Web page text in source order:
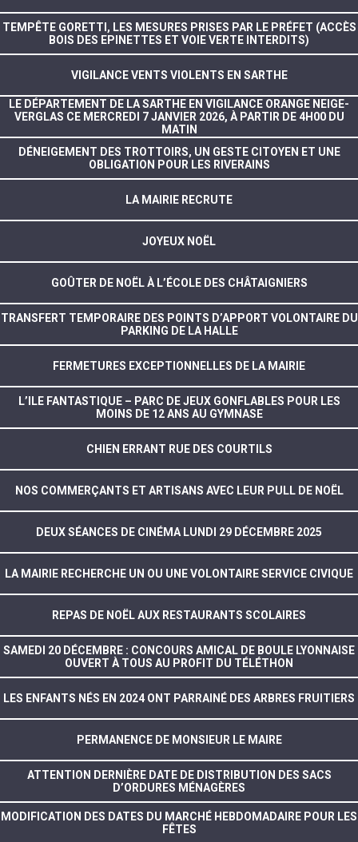
TEMPÊTE GORETTI, LES MESURES PRISES PAR LE PRÉFET (ACCÈS
BOIS DES EPINETTES ET VOIE VERTE INTERDITS)
VIGILANCE VENTS VIOLENTS EN SARTHE
LE DÉPARTEMENT DE LA SARTHE EN VIGILANCE ORANGE NEIGE-
VERGLAS CE MERCREDI 7 JANVIER 2026, À PARTIR DE 4H00 DU
MATIN
DÉNEIGEMENT DES TROTTOIRS, UN GESTE CITOYEN ET UNE
OBLIGATION POUR LES RIVERAINS
LA MAIRIE RECRUTE
JOYEUX NOËL
GOÛTER DE NOËL À L’ÉCOLE DES CHÂTAIGNIERS
TRANSFERT TEMPORAIRE DES POINTS D’APPORT VOLONTAIRE DU
PARKING DE LA HALLE
FERMETURES EXCEPTIONNELLES DE LA MAIRIE
L’ILE FANTASTIQUE – PARC DE JEUX GONFLABLES POUR LES
MOINS DE 12 ANS AU GYMNASE
CHIEN ERRANT RUE DES COURTILS
NOS COMMERÇANTS ET ARTISANS AVEC LEUR PULL DE NOËL
DEUX SÉANCES DE CINÉMA LUNDI 29 DÉCEMBRE 2025
LA MAIRIE RECHERCHE UN OU UNE VOLONTAIRE SERVICE CIVIQUE
REPAS DE NOËL AUX RESTAURANTS SCOLAIRES
SAMEDI 20 DÉCEMBRE : CONCOURS AMICAL DE BOULE LYONNAISE
OUVERT À TOUS AU PROFIT DU TÉLÉTHON
LES ENFANTS NÉS EN 2024 ONT PARRAINÉ DES ARBRES FRUITIERS
PERMANENCE DE MONSIEUR LE MAIRE
ATTENTION DERNIÈRE DATE DE DISTRIBUTION DES SACS
D’ORDURES MÉNAGÈRES
MODIFICATION DES DATES DU MARCHÉ HEBDOMADAIRE POUR LES
FÊTES